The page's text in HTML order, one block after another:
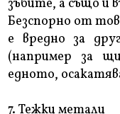
зъбите, а също и
Безспорно от
е вредно за
(например за
едното,
7. Тежки метали